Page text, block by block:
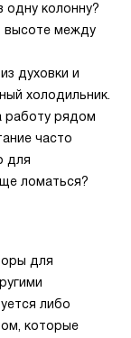
одну колонну?
высоте между
духовки и
холодильник.
работу рядом
часто
для
ломаться?
для
либо
которые